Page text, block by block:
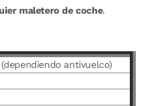
maletero de coche.
antivuelco)